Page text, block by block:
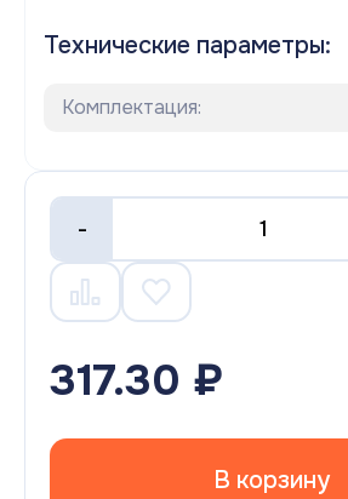
Технические параметры:
Комплектация:
-
317.30 ₽
В корзину